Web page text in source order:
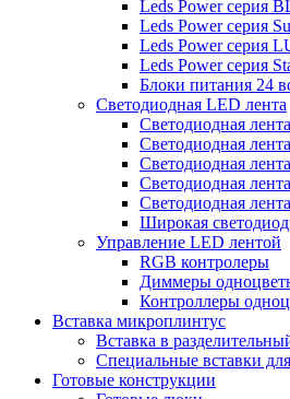
Leds Power cерия
Leds Power cерия
Leds Power серия
Leds Power серия
Блоки питания 24
Светодиодная LED лента
Светодиодная
Светодиодная
Светодиодная
Светодиодная
Светодиодная
Широкая
Управление LED лентой
RGB контролеры
Диммеры
Контроллеры
Вставка микроплинтус
Вставка в
Специальные вставки
Готовые конструкции